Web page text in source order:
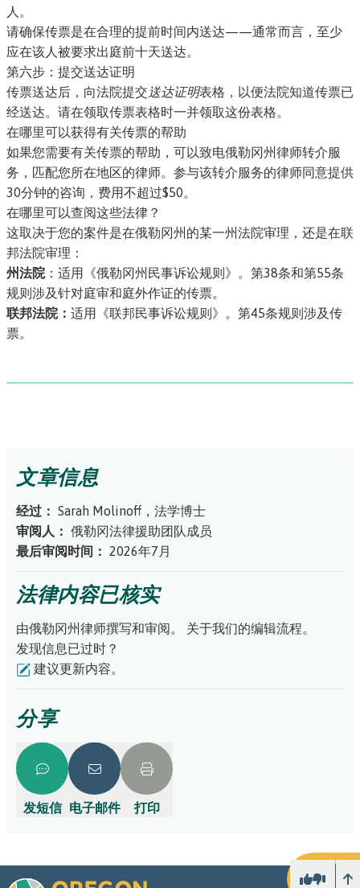
人。
请确保传票是在合理的提前时间内送达——通常而言，至少
应在该人被要求出庭前十天送达。
第六步：提交送达证明
传票送达后，向法院提交送达证明表格，以便法院知道传票已
经送达。请在领取传票表格时一并领取这份表格。
在哪里可以获得有关传票的帮助
如果您需要有关传票的帮助，可以致电俄勒冈州律师转介服
务 ，匹配您所在地区的律师。参与该转介服务的律师同意提供
30分钟的咨询，费用不超过$50。
在哪里可以查阅这些法律？
这取决于您的案件是在俄勒冈州的某一州法院审理，还是在联
邦法院审理：
州法院：适用 《俄勒冈州民事诉讼规则》
。第38条和第55条
规则涉及针对庭审和庭外作证的传票。
联邦法院： 适用 《联邦民事诉讼规则》
。第45条规则涉及传
票。
文章信息
经过： Sarah Molinoff，法学博士
审阅人： 俄勒冈法律援助团队成员
最后审阅时间： 2026年7月
法律内容已核实
由俄勒冈州律师撰写和审阅。
关于我们的编辑流程。
发现信息已过时？
建议更新内容。
分享
发短信 电子邮件 打印